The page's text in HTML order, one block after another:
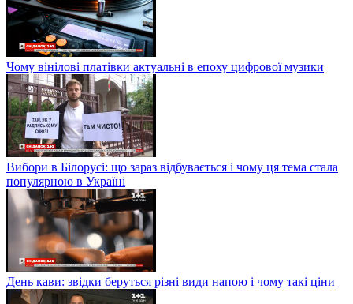
Чому вінілові платівки актуальні в епоху цифрової музики
Вибори в Білорусі: що зараз відбувається і чому ця тема стала
популярною в Україні
День кави: звідки беруться різні види напою і чому такі ціни